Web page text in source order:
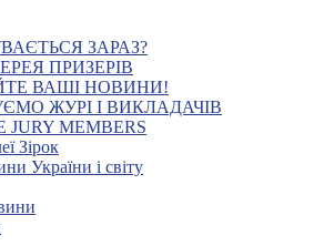
ЗАРАЗ?
ПРИЗЕРІВ
ВАШІ НОВИНИ!
ЖУРІ І ВИКЛАДАЧІВ
JURY MEMBERS
Зірок
України і світу